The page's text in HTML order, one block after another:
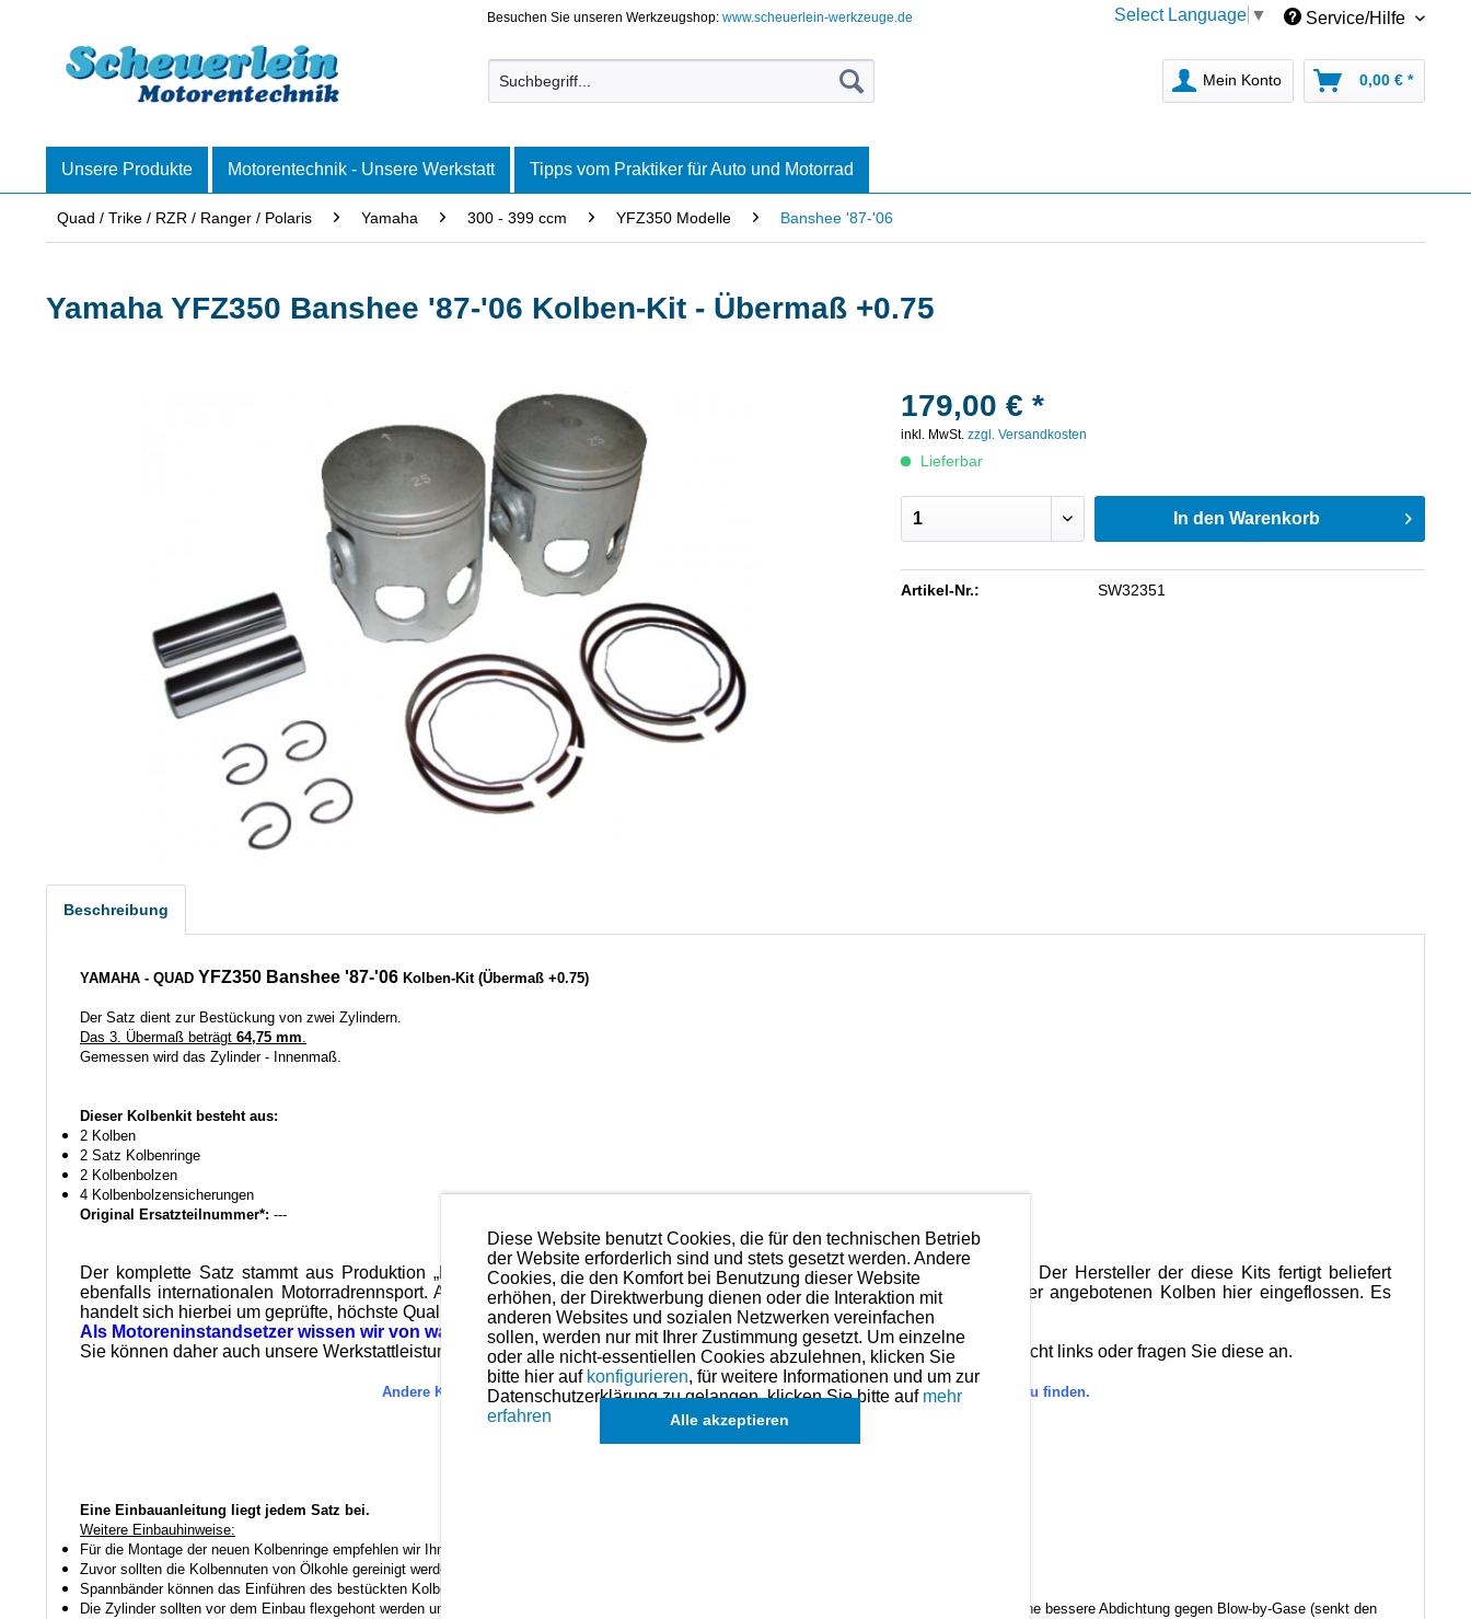
Besuchen Sie unseren Werkzeugshop:www.scheuerlein-werkzeuge.de Select Language ▼ Service/Hilfe
Mein Konto 0,00 € *
Unsere Produkte Motorentechnik - Unsere Werkstatt Tipps vom Praktiker für Auto und Motorrad
Quad / Trike / RZR / Ranger / Polaris Yamaha 300 - 399 ccm YFZ350 Modelle Banshee '87-'06
Yamaha YFZ350 Banshee '87-'06 Kolben-Kit - Übermaß +0.75
179,00 € *
inkl. MwSt.zzgl. Versandkosten
Lieferbar
In den Warenkorb
Artikel-Nr.: SW32351
Beschreibung
YAMAHA - QUAD YFZ350 Banshee '87-'06 Kolben-Kit (Übermaß +0.75)
Der Satz dient zur Bestückung von zwei Zylindern.
Das 3. Übermaß beträgt 64,75 mm.
Gemessen wird das Zylinder - Innenmaß.
Dieser Kolbenkit besteht aus:
2 Kolben
2 Satz Kolbenringe
2 Kolbenbolzen
4 Kolbenbolzensicherungen
Original Ersatzteilnummer*: ---
Der komplette Satz stammt aus Produktion „Made in Japan“ und ist qualitativ in der obersten Kategorie anzusiedeln. Der Hersteller der diese Kits fertigt beliefert
ebenfalls internationalen Motorradrennsport. Alle Erfahrungen des Rennsports sind in die Gestaltung und Produktion der angebotenen Kolben hier eingeflossen. Es
handelt sich hierbei um geprüfte, höchste Qualität wie dies seit vielen Jahren Standard geworden ist.
Als Motoreninstandsetzer wissen wir von was wir sprechen.
Sie können daher auch unsere Werkstattleistungen in Anspruch nehmen. Preise hierzu finden Sie in der Kategorien-Übersicht links oder fragen Sie diese an.
Andere Kolbenmaße für dieses Modell sind (falls vorhanden) in der übergeordneten Kategorie zu finden.
Es können in Ausnahmefällen auch
Eine Einbauanleitung liegt jedem Satz bei.
Weitere Einbauhinweise:
Für die Montage der neuen Kolbenringe empfehlen wir Ihnen eine Kolbenringzange zu verwenden.
Zuvor sollten die Kolbennuten von Ölkohle gereinigt werden auch hierfür gibt es ein Werkzeug.
Spannbänder können das Einführen des bestückten Kolbens in den Zylinder erleichtern.
Die Zylinder sollten vor dem Einbau flexgehont werden um den Kreuzschliff wieder einzubringen. Dies ermöglicht eine bessere Ölhaftung und somit eine bessere Abdichtung gegen Blow-by-Gase (senkt den
Diese Website benutzt Cookies, die für den technischen Betrieb
der Website erforderlich sind und stets gesetzt werden. Andere
Cookies, die den Komfort bei Benutzung dieser Website
erhöhen, der Direktwerbung dienen oder die Interaktion mit
anderen Websites und sozialen Netzwerken vereinfachen
sollen, werden nur mit Ihrer Zustimmung gesetzt. Um einzelne
oder alle nicht-essentiellen Cookies abzulehnen, klicken Sie
bitte hier auf konfigurieren, für weitere Informationen und um zur
Datenschutzerklärung zu gelangen, klicken Sie bitte auf mehr
erfahren
Alle akzeptieren